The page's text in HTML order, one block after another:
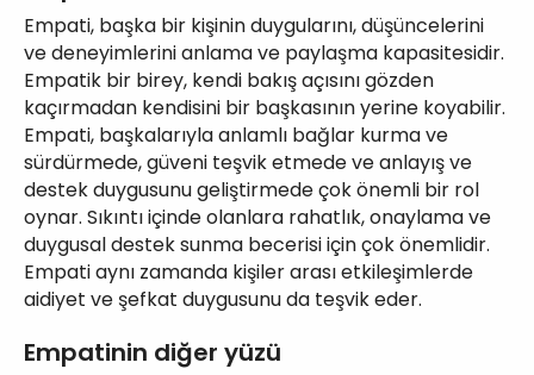
Empati, başka bir kişinin duygularını, düşüncelerini
ve deneyimlerini anlama ve paylaşma kapasitesidir.
Empatik bir birey, kendi bakış açısını gözden
kaçırmadan kendisini bir başkasının yerine koyabilir.
Empati, başkalarıyla anlamlı bağlar kurma ve
sürdürmede, güveni teşvik etmede ve anlayış ve
destek duygusunu geliştirmede çok önemli bir rol
oynar. Sıkıntı içinde olanlara rahatlık, onaylama ve
duygusal destek sunma becerisi için çok önemlidir.
Empati aynı zamanda kişiler arası etkileşimlerde
aidiyet ve şefkat duygusunu da teşvik eder.
Empatinin diğer yüzü